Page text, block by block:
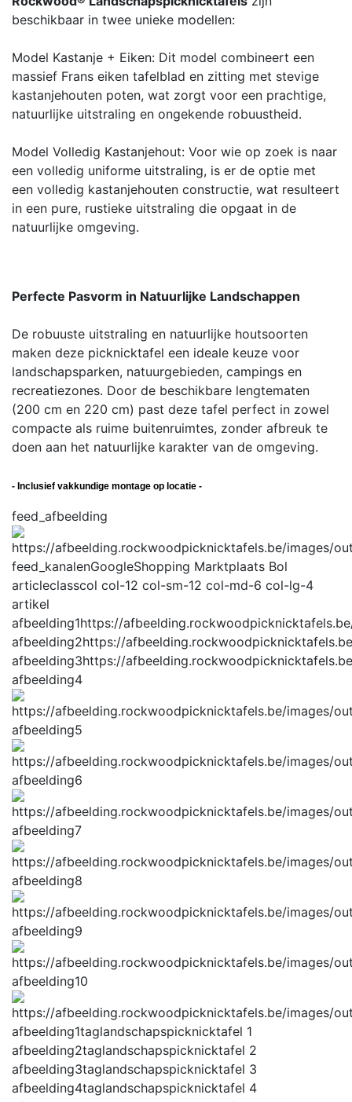
beschikbaar in twee unieke modellen:
Model Kastanje + Eiken: Dit model combineert een
massief Frans eiken tafelblad en zitting met stevige
kastanjehouten poten, wat zorgt voor een prachtige,
natuurlijke uitstraling en ongekende robuustheid.
Model Volledig Kastanjehout: Voor wie op zoek is naar
een volledig uniforme uitstraling, is er de optie met
een volledig kastanjehouten constructie, wat resulteert
in een pure, rustieke uitstraling die opgaat in de
natuurlijke omgeving.
Perfecte Pasvorm in Natuurlijke Landschappen
De robuuste uitstraling en natuurlijke houtsoorten
maken deze picknicktafel een ideale keuze voor
landschapsparken, natuurgebieden, campings en
recreatiezones. Door de beschikbare lengtematen
(200 cm en 220 cm) past deze tafel perfect in zowel
compacte als ruime buitenruimtes, zonder afbreuk te
doen aan het natuurlijke karakter van de omgeving.
- Inclusief vakkundige montage op locatie -
feed_afbeelding
feed_kanalenGoogleShopping Marktplaats Bol
articleclasscol col-12 col-sm-12 col-md-6 col-lg-4
artikel
afbeelding1https://
afbeelding2https://
afbeelding3https://
afbeelding4
afbeelding5
afbeelding6
afbeelding7
afbeelding8
afbeelding9
afbeelding10
afbeelding1taglandschapspicknicktafel 1
afbeelding2taglandschapspicknicktafel 2
afbeelding3taglandschapspicknicktafel 3
afbeelding4taglandschapspicknicktafel 4